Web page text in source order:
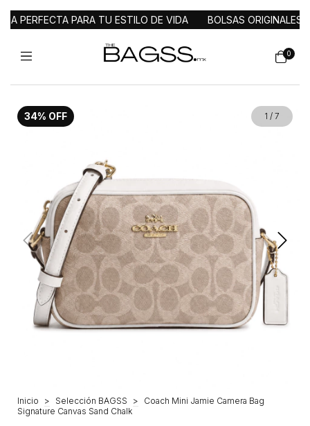
PARA TU ESTILO DE VIDA BOLSAS ORIGINALES
0
34% OFF 1 / 7
Inicio > Selección BAGSS >
Coach Mini Jamie Camera Bag
Signature Canvas Sand Chalk